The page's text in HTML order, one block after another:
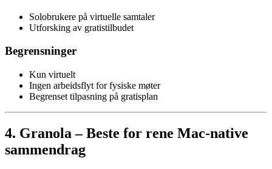
Solobrukere på virtuelle samtaler
Utforsking av gratistilbudet
Begrensninger
Kun virtuelt
Ingen arbeidsflyt for fysiske møter
Begrenset tilpasning på gratisplan
4. Granola – Beste for rene Mac-native
sammendrag